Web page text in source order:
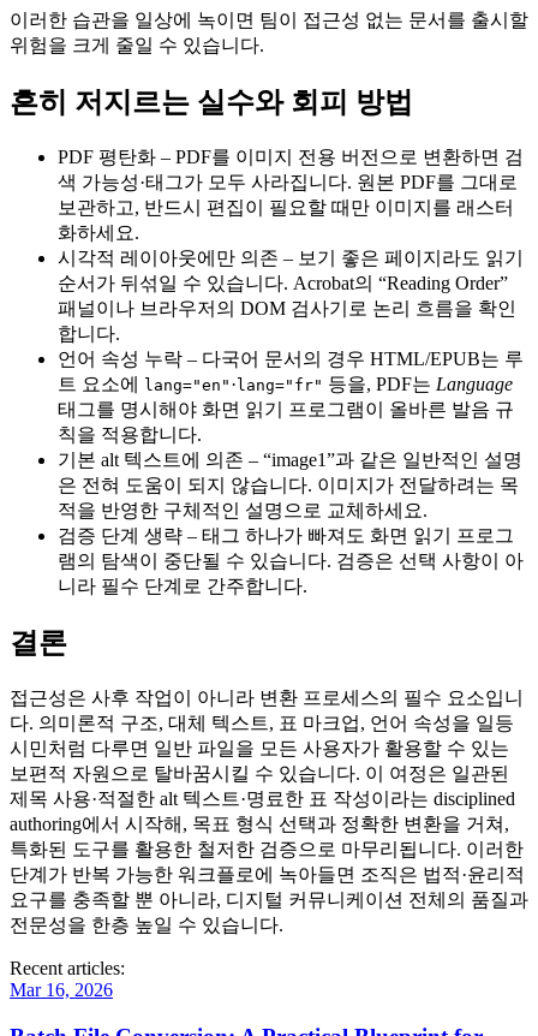
이러한 습관을 일상에 녹이면 팀이 접근성 없는 문서를 출시할
위험을 크게 줄일 수 있습니다.
흔히 저지르는 실수와 회피 방법
PDF 평탄화 – PDF를 이미지 전용 버전으로 변환하면 검
색 가능성·태그가 모두 사라집니다. 원본 PDF를 그대로
보관하고, 반드시 편집이 필요할 때만 이미지를 래스터
화하세요.
시각적 레이아웃에만 의존 – 보기 좋은 페이지라도 읽기
순서가 뒤섞일 수 있습니다. Acrobat의 “Reading Order”
패널이나 브라우저의 DOM 검사기로 논리 흐름을 확인
합니다.
언어 속성 누락 – 다국어 문서의 경우 HTML/EPUB는 루
트 요소에
lang="en" · lang="fr" 등을, PDF는 Language
태그를 명시해야 화면 읽기 프로그램이 올바른 발음 규
칙을 적용합니다.
기본 alt 텍스트에 의존 – “image1”과 같은 일반적인 설명
은 전혀 도움이 되지 않습니다. 이미지가 전달하려는 목
적을 반영한 구체적인 설명으로 교체하세요.
검증 단계 생략 – 태그 하나가 빠져도 화면 읽기 프로그
램의 탐색이 중단될 수 있습니다. 검증은 선택 사항이 아
니라 필수 단계로 간주합니다.
결론
접근성은 사후 작업이 아니라 변환 프로세스의 필수 요소입니
다. 의미론적 구조, 대체 텍스트, 표 마크업, 언어 속성을 일등
시민처럼 다루면 일반 파일을 모든 사용자가 활용할 수 있는
보편적 자원으로 탈바꿈시킬 수 있습니다. 이 여정은 일관된
제목 사용·적절한 alt 텍스트·명료한 표 작성이라는 disciplined
authoring에서 시작해, 목표 형식 선택과 정확한 변환을 거쳐,
특화된 도구를 활용한 철저한 검증으로 마무리됩니다. 이러한
단계가 반복 가능한 워크플로에 녹아들면 조직은 법적·윤리적
요구를 충족할 뿐 아니라, 디지털 커뮤니케이션 전체의 품질과
전문성을 한층 높일 수 있습니다.
Recent articles:
Mar 16, 2026